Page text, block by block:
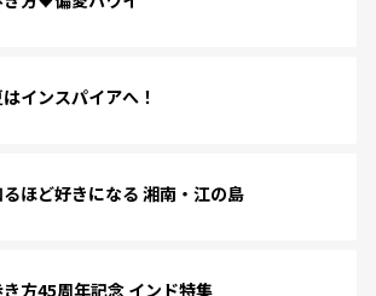
インスパイアへ！
ほど好きになる 湘南・江の島
方45周年記念 インド特集